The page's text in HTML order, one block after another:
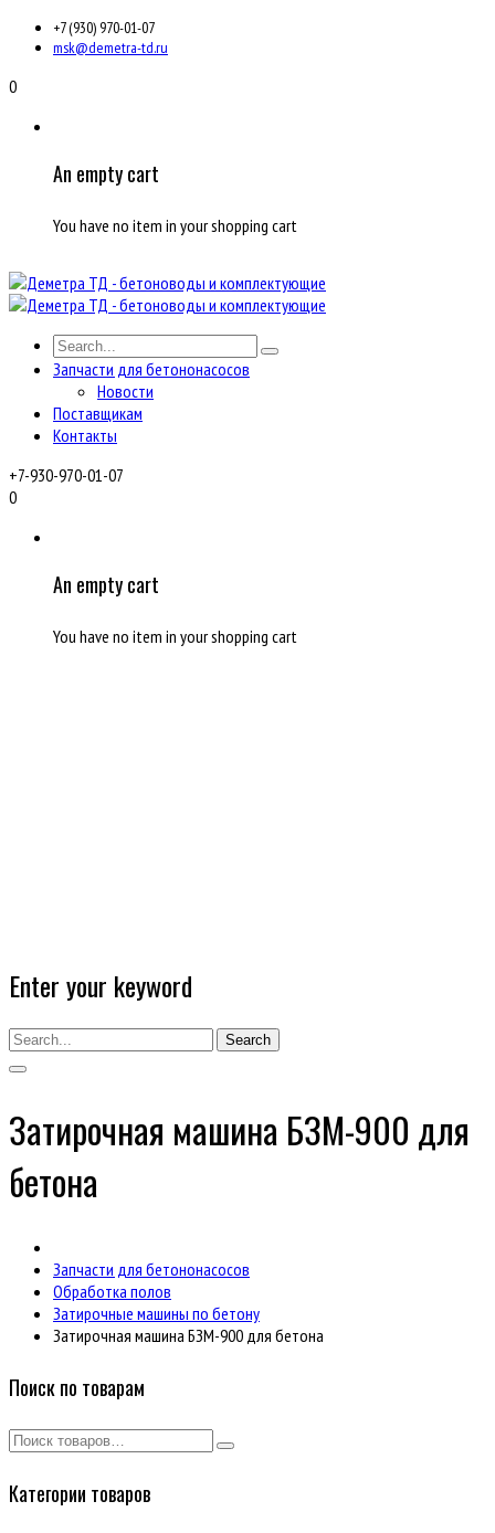
+7 (930) 970-01-07
msk@demetra-td.ru
0
An empty cart
You have no item in your shopping cart
Запчасти для бетононасосов
Новости
Поставщикам
Контакты
+7-930-970-01-07
0
An empty cart
You have no item in your shopping cart
Enter your keyword
Search
Затирочная машина БЗМ-900 для
бетона
Запчасти для бетононасосов
Обработка полов
Затирочные машины по бетону
Затирочная машина БЗМ-900 для бетона
Поиск по товарам
Категории товаров